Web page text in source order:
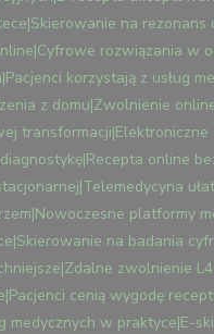
L4
na rezonans
rozwiązania w
korzystają z usług
z domu|Zwolnienie
transformacji|Elektroniczne
online
platformy
na badania
zwolnienie
cenią wygodę
medycznych w praktyce|E-